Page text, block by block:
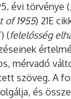
évi törvénye (
of 1955) 21E
(felelősség
mérvadó
szöveg. A
és